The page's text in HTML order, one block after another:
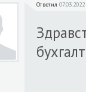
Ответил